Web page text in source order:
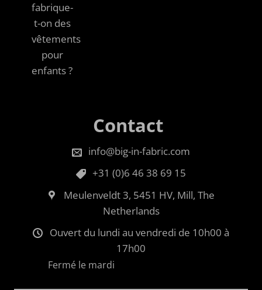
fabrique-
t-on des
vêtements
pour
enfants ?
Contact
info@big-in-fabric.com
+31 (0)6 46 38 69 15
Meulenveldt 3, 5451 HV, Mill, The
Netherlands
Ouvert du lundi au vendredi de 10h00 à
17h00
Fermé le mardi